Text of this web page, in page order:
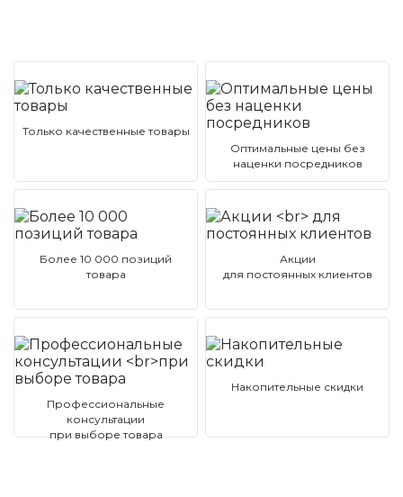
Только качественные товары
Оптимальные цены без
наценки посредников
Более 10 000 позиций
товара
Акции
для постоянных клиентов
Профессиональные
консультации
при выборе товара
Накопительные скидки